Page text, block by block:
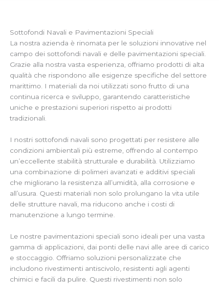
Sottofondi Navali e Pavimentazioni Speciali
La nostra azienda è rinomata per le soluzioni innovative nel
campo dei sottofondi navali e delle pavimentazioni speciali.
Grazie alla nostra vasta esperienza, offriamo prodotti di alta
qualità che rispondono alle esigenze specifiche del settore
marittimo. I materiali da noi utilizzati sono frutto di una
continua ricerca e sviluppo, garantendo caratteristiche
uniche e prestazioni superiori rispetto ai prodotti
tradizionali.
I nostri sottofondi navali sono progettati per resistere alle
condizioni ambientali più estreme, offrendo al contempo
un’eccellente stabilità strutturale e durabilità. Utilizziamo
una combinazione di polimeri avanzati e additivi speciali
che migliorano la resistenza all’umidità, alla corrosione e
all’usura. Questi materiali non solo prolungano la vita utile
delle strutture navali, ma riducono anche i costi di
manutenzione a lungo termine.
Le nostre pavimentazioni speciali sono ideali per una vasta
gamma di applicazioni, dai ponti delle navi alle aree di carico
e stoccaggio. Offriamo soluzioni personalizzate che
includono rivestimenti antiscivolo, resistenti agli agenti
chimici e facili da pulire. Questi rivestimenti non solo